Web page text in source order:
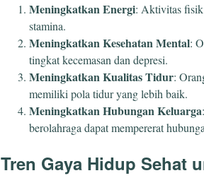
Meningkatkan Energi: Aktivitas fisik
stamina.
Meningkatkan Kesehatan Mental:
tingkat kecemasan dan depresi.
Meningkatkan Kualitas Tidur:
memiliki pola tidur yang lebih baik.
Meningkatkan Hubungan Keluarga
berolahraga dapat mempererat
Tren Gaya Hidup Sehat